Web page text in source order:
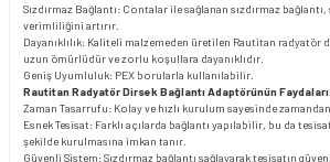
Sızdırmaz Bağlantı: Contalar ile sağlanan sızdırmaz
verimliliğini artırır.
Dayanıklılık: Kaliteli malzemeden üretilen Rautitan radyatör
uzun ömürlüdür ve zorlu koşullara dayanıklıdır.
Geniş Uyumluluk: PEX borularla kullanılabilir.
Rautitan Radyatör Dirsek Bağlantı Adaptörünün Faydaları:
Zaman Tasarrufu: Kolay ve hızlı kurulum sayesinde
Esnek Tesisat: Farklı açılarda bağlantı yapılabilir, bu da
şekilde kurulmasına imkan tanır.
Güvenli Sistem: Sızdırmaz bağlantı sağlayarak tesisatın